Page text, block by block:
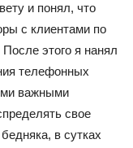
и понял, что
с клиентами по
этого я нанял
телефонных
важными
свое
в сутках